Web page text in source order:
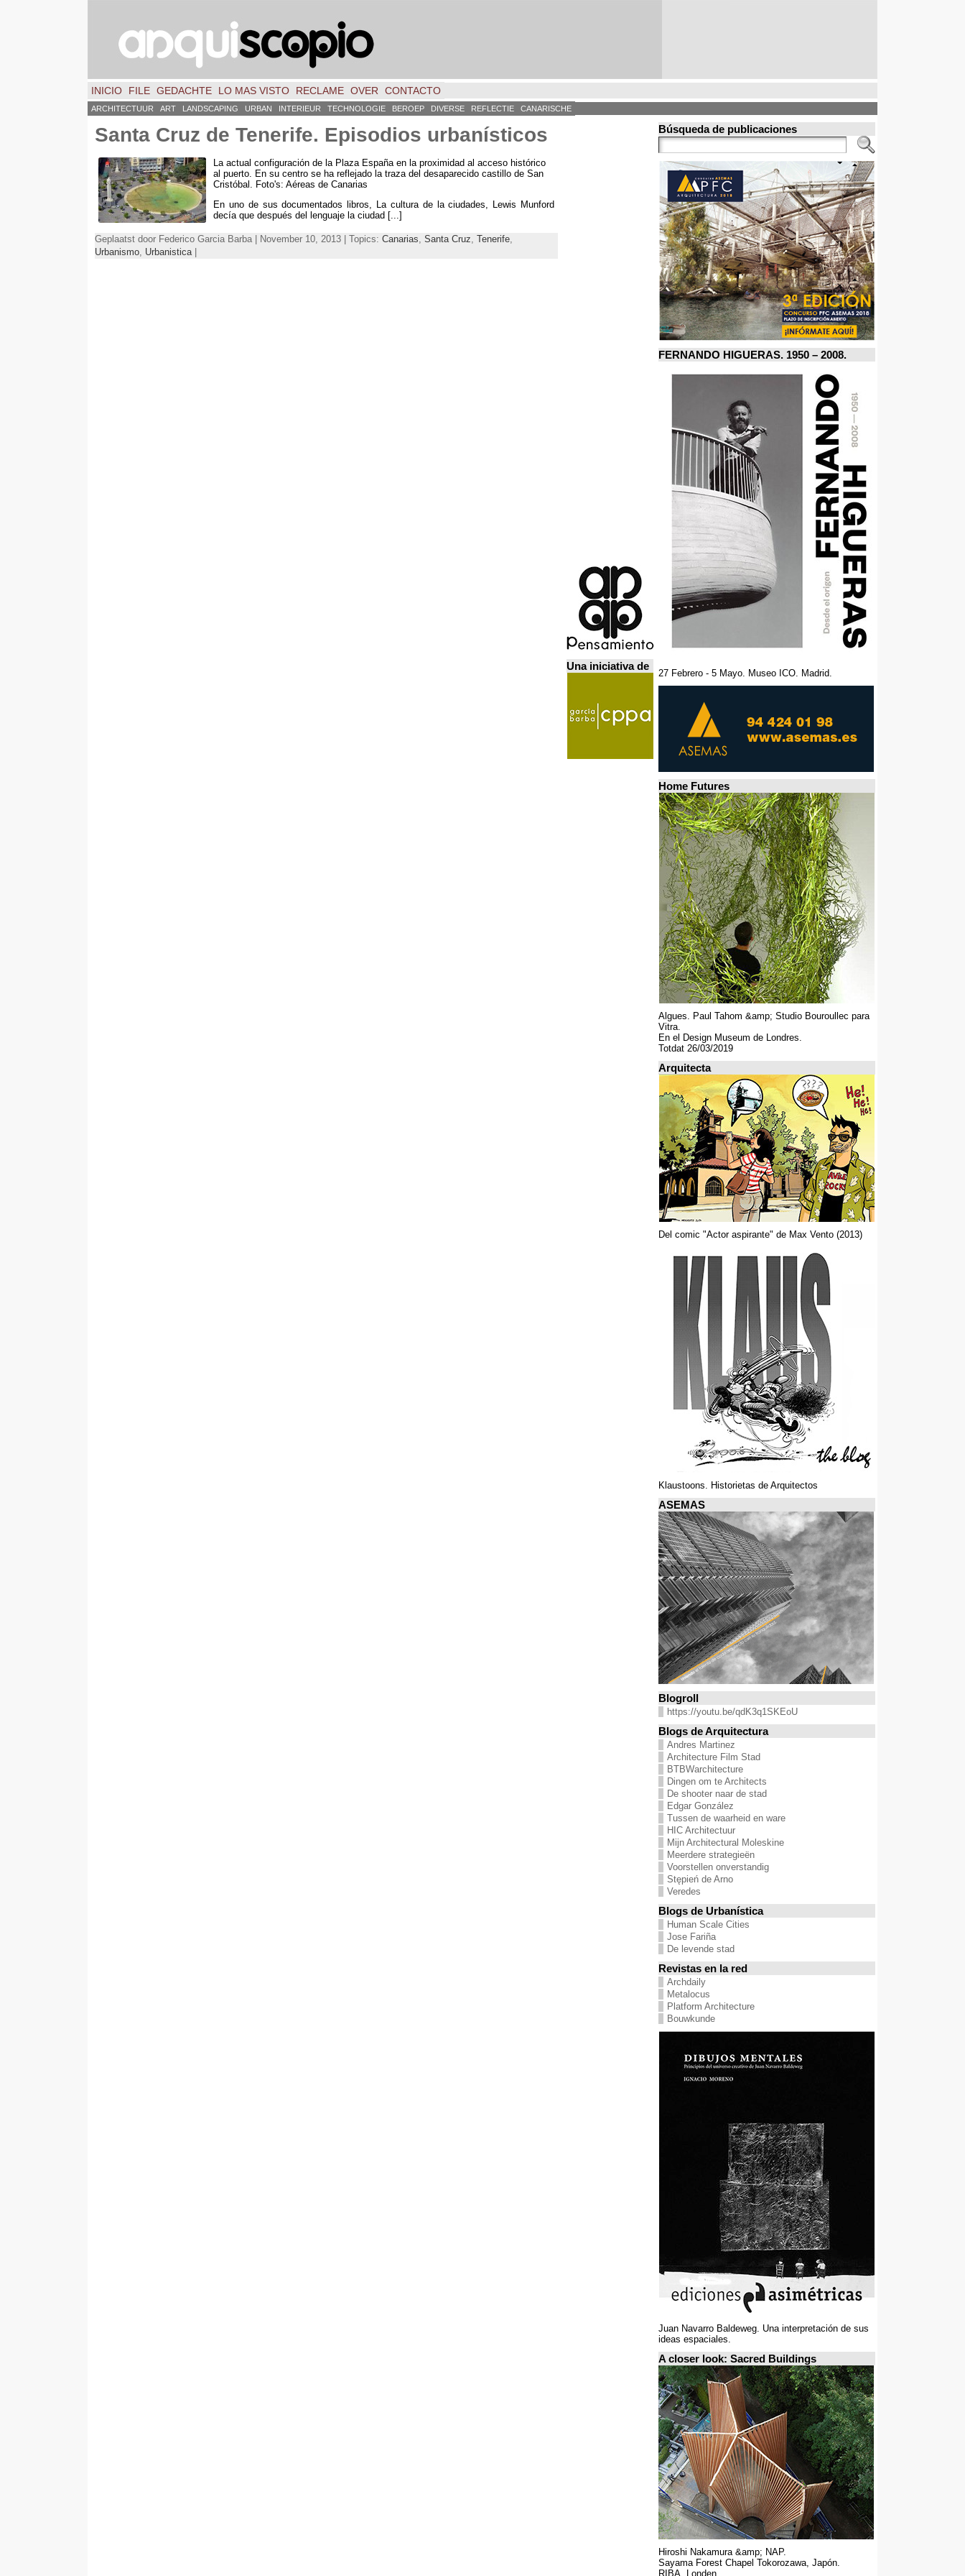
INICIO FILE GEDACHTE LO MAS VISTO RECLAME OVER CONTACTO
ARCHITECTUUR ART LANDSCAPING URBAN INTERIEUR TECHNOLOGIE BEROEP DIVERSE REFLECTIE CANARISCHE
Santa Cruz de Tenerife. Episodios urbanísticos
La actual configuración de la Plaza España en la proximidad al acceso histórico
al puerto
En su centro se ha reflejado la traza del desaparecido castillo de San
Cristóbal
. Foto's: Aéreas de Canarias
En uno de sus documentados libros
La cultura de la ciudades
Lewis Munford
decía que después del lenguaje la ciudad [...]
Geplaatst door Federico Garcia Barba | November 10, 2013 | Topics: Canarias, Santa Cruz, Tenerife,
Urbanismo, Urbanistica|
Una iniciativa de
Búsqueda de publicaciones
FERNANDO HIGUERAS. 1950 – 2008.
27 Febrero - 5 Mayo. Museo ICO. Madrid.
Home Futures
Algues. Paul Tahom &amp; Studio Bouroullec para
Vitra.
En el Design Museum de Londres.
Totdat 26/03/2019
Arquitecta
Del comic "Actor aspirante" de Max Vento (2013)
Klaustoons. Historietas de Arquitectos
ASEMAS
Blogroll
https://youtu.be/qdK3q1SKEoU
Blogs de Arquitectura
Andres Martinez
Architecture Film Stad
BTBWarchitecture
Dingen om te Architects
De shooter naar de stad
Edgar González
Tussen de waarheid en ware
HIC Architectuur
Mijn Architectural Moleskine
Meerdere strategieën
Voorstellen onverstandig
Stępień de Arno
Veredes
Blogs de Urbanística
Human Scale Cities
Jose Fariña
De levende stad
Revistas en la red
Archdaily
Metalocus
Platform Architecture
Bouwkunde
Juan Navarro Baldeweg. Una interpretación de sus
ideas espaciales.
A closer look: Sacred Buildings
Hiroshi Nakamura &amp; NAP.
Sayama Forest Chapel Tokorozawa, Japón.
RIBA, Londen.